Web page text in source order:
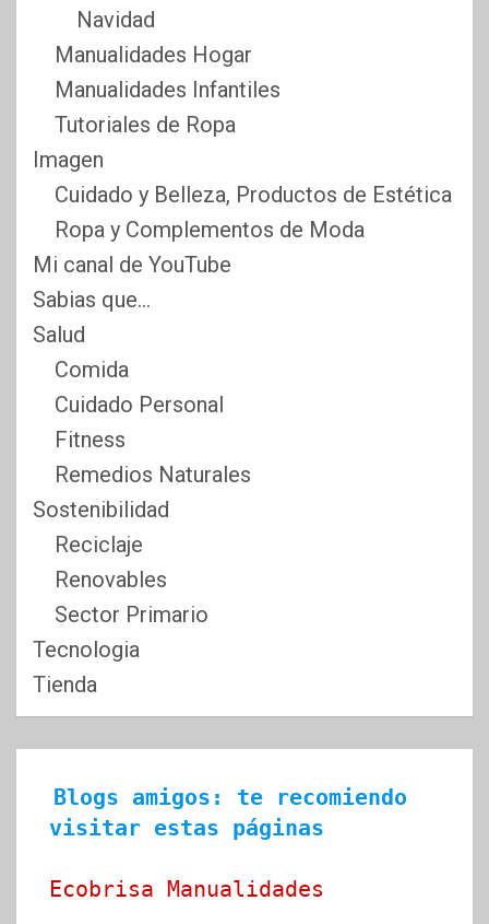
Navidad
Manualidades Hogar
Manualidades Infantiles
Tutoriales de Ropa
Imagen
Cuidado y Belleza, Productos de Estética
Ropa y Complementos de Moda
Mi canal de YouTube
Sabias que…
Salud
Comida
Cuidado Personal
Fitness
Remedios Naturales
Sostenibilidad
Reciclaje
Renovables
Sector Primario
Tecnologia
Tienda
Blogs amigos: te recomiendo
visitar estas páginas
Ecobrisa Manualidades